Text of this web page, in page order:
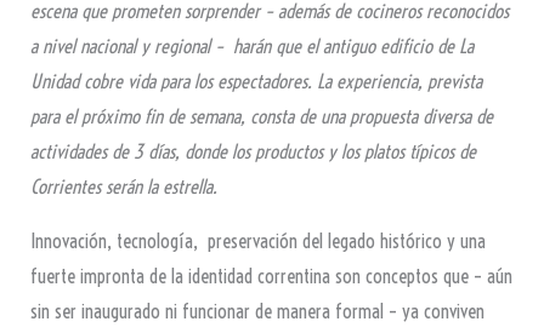
escena que prometen sorprender – además de cocineros reconocidos
a nivel nacional y regional – harán que el antiguo edificio de La
Unidad cobre vida para los espectadores. La experiencia, prevista
para el próximo fin de semana, consta de una propuesta diversa de
actividades de 3 días, donde los productos y los platos típicos de
Corrientes serán la estrella.
Innovación, tecnología, preservación del legado histórico y una
fuerte impronta de la identidad correntina son conceptos que – aún
sin ser inaugurado ni funcionar de manera formal – ya conviven